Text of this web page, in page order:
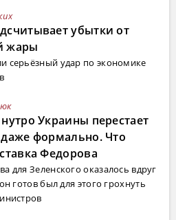
убытки от
жары
серьёзный удар по экономике
Украины перестает
формально. Что
Федорова
для Зеленского оказалось вдруг
готов был для этого грохнуть